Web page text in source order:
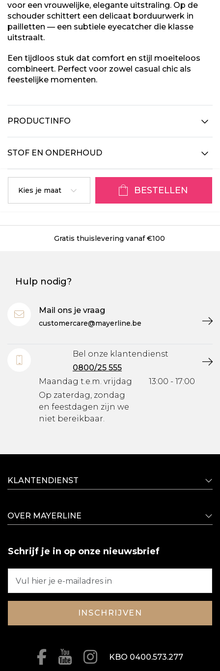
voor een vrouwelijke, elegante uitstraling. Op de
schouder schittert een delicaat borduurwerk in
pailletten — een subtiele eyecatcher die klasse
uitstraalt.
Een tijdloos stuk dat comfort en stijl moeiteloos
combineert. Perfect voor zowel casual chic als
feestelijke momenten.
PRODUCTINFO
STOF EN ONDERHOUD
Kies je maat BESTELLEN
Gratis levering in
Hulp nodig?
Mail ons je vraag
customercare@mayerline.be
Bel onze klantendienst
0800/25 555
Maandag t.e.m. vrijdag
Op zaterdag, zondag
en feestdagen zijn we
niet bereikbaar.
13:00 - 17:00
KLANTENDIENST
OVER MAYERLINE
Schrijf je in op onze nieuwsbrief
INSCHRIJVEN
KBO 0400.573.277